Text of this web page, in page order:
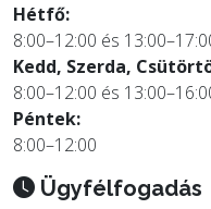
Hétfő:
8:00–12:00 és
Kedd, Szerda,
8:00–12:00 és
Péntek:
8:00–12:00
Ügyfélfogadás